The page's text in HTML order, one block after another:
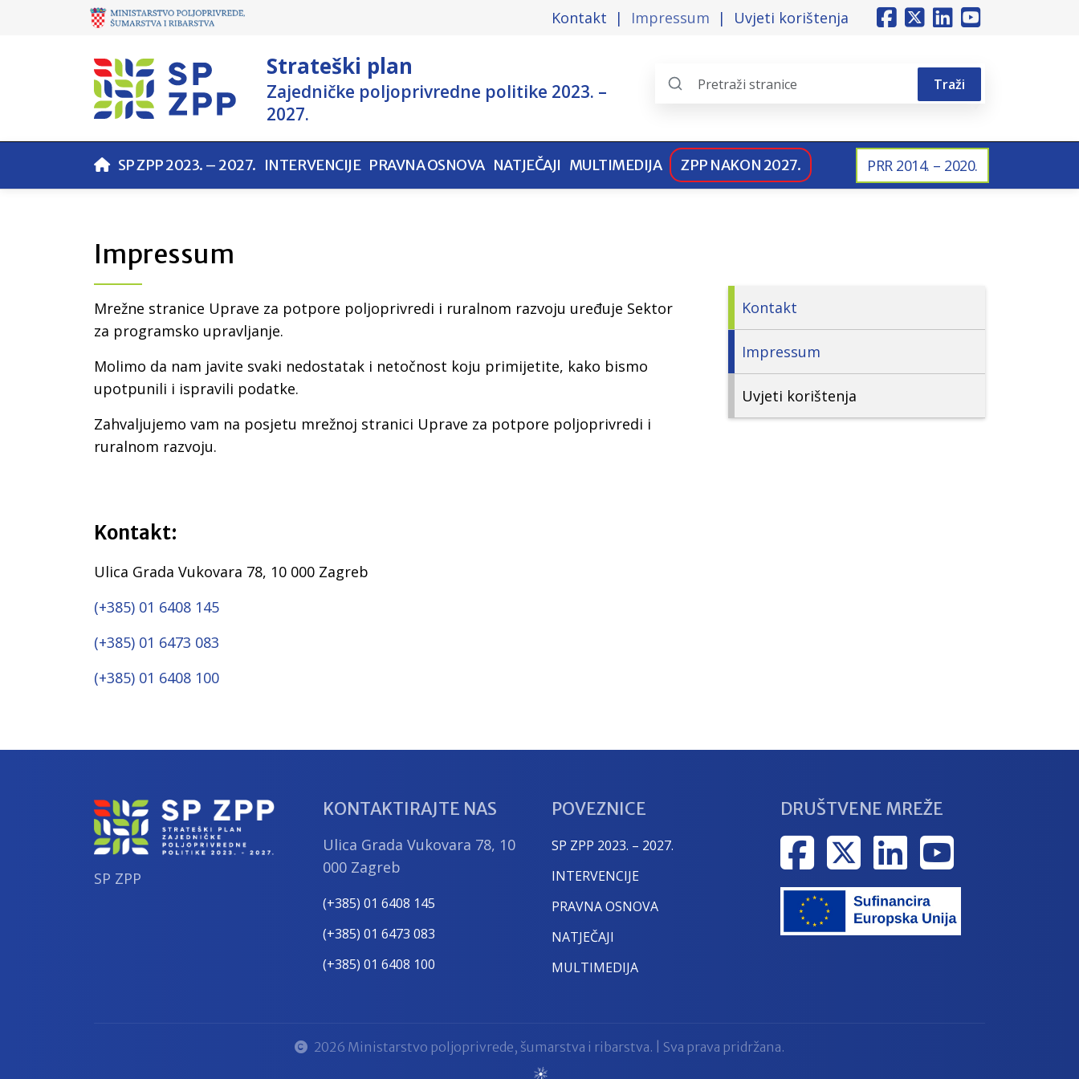
Kontakt Impressum Uvjeti korištenja
Strateški plan
Zajedničke poljoprivredne politike 2023. –
2027.
Search
pages
Traži
SP ZPP 2023. – 2027. INTERVENCIJE PRAVNA OSNOVA NATJEČAJI MULTIMEDIJA ZPP NAKON 2027. PRR 2014. – 2020.
Impressum
Mrežne stranice Uprave za potpore poljoprivredi i ruralnom razvoju uređuje Sektor
za programsko upravljanje.
Molimo da nam javite svaki nedostatak i netočnost koju primijetite, kako bismo
upotpunili i ispravili podatke.
Zahvaljujemo vam na posjetu mrežnoj stranici Uprave za potpore poljoprivredi i
ruralnom razvoju.
Kontakt:
Ulica Grada Vukovara 78, 10 000 Zagreb
(+385) 01 6408 145
(+385) 01 6473 083
(+385) 01 6408 100
Kontakt
Impressum
Uvjeti korištenja
SP ZPP
KONTAKTIRAJTE NAS
Ulica Grada Vukovara 78, 10
000 Zagreb
(+385) 01 6408 145
(+385) 01 6473 083
(+385) 01 6408 100
POVEZNICE
SP ZPP 2023. – 2027.
INTERVENCIJE
PRAVNA OSNOVA
NATJEČAJI
MULTIMEDIJA
DRUŠTVENE MREŽE
2026 Ministarstvo poljoprivrede, šumarstva i ribarstva. | Sva prava pridržana.